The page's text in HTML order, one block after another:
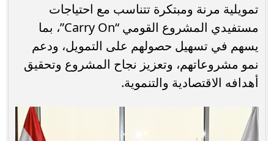
تمويلية مرنة ومبتكرة تتناسب مع احتياجات
مستفيدي المشروع القومي “Carry On”، بما
يسهم في تسهيل حصولهم على التمويل، ودعم
نمو مشروعاتهم، وتعزيز نجاح المشروع وتحقيق
أهدافه الاقتصادية والتنموية.